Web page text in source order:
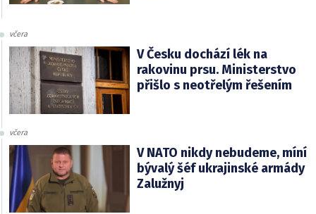
včera
V Česku dochází lék na
rakovinu prsu. Ministerstvo
přišlo s neotřelým řešením
včera
V NATO nikdy nebudeme, míní
bývalý šéf ukrajinské armády
Zalužnyj